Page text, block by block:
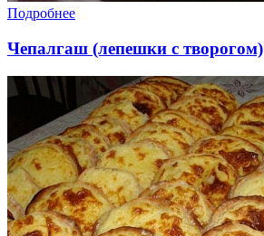
Подробнее
Чепалгаш (лепешки с творогом)